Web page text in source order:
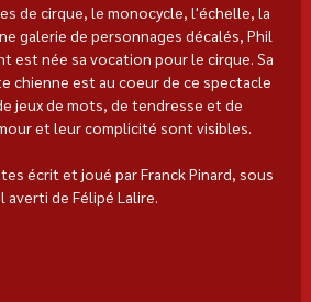
de cirque, le monocycle, l'échelle, la
galerie de personnages décalés, Phil
est née sa vocation pour le cirque. Sa
chienne est au coeur de ce spectacle
jeux de mots, de tendresse et de
et leur complicité sont visibles.
écrit et joué par Franck Pinard, sous
averti de Félipé Lalire.